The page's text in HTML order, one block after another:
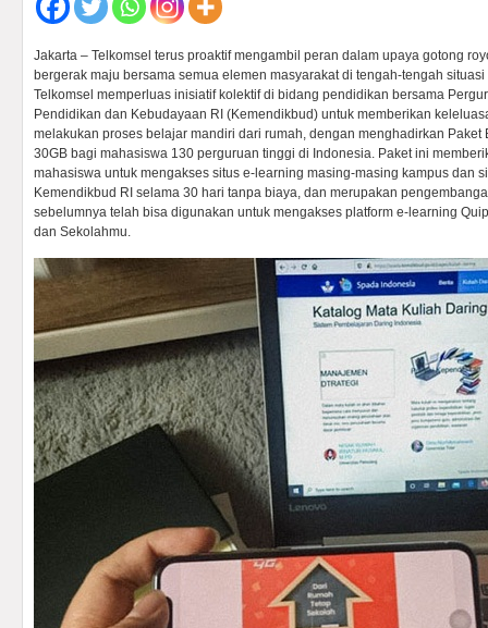
Jakarta – Telkomsel terus proaktif mengambil peran dalam upaya gotong
bergerak maju bersama semua elemen masyarakat di tengah-tengah
Telkomsel memperluas inisiatif kolektif di bidang pendidikan bersama
Pendidikan dan Kebudayaan RI (Kemendikbud) untuk memberikan
melakukan proses belajar mandiri dari rumah, dengan menghadirkan Paket
30GB bagi mahasiswa 130 perguruan tinggi di Indonesia. Paket ini
mahasiswa untuk mengakses situs e-learning masing-masing kampus dan
Kemendikbud RI selama 30 hari tanpa biaya, dan merupakan
sebelumnya telah bisa digunakan untuk mengakses platform e-learning
dan Sekolahmu.